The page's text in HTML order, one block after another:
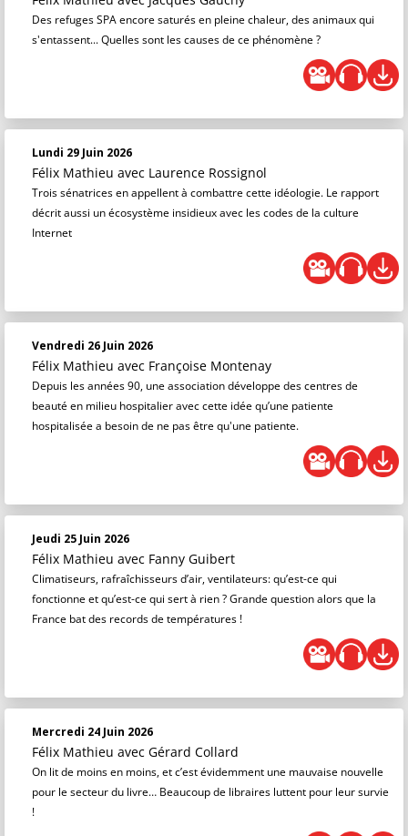
Des refuges SPA encore saturés en pleine chaleur, des animaux qui
s'entassent... Quelles sont les causes de ce phénomène ?
Lundi 29 Juin 2026
Félix Mathieu avec Laurence Rossignol
Trois sénatrices en appellent à combattre cette idéologie. Le rapport
décrit aussi un écosystème insidieux avec les codes de la culture
Internet
Vendredi 26 Juin 2026
Félix Mathieu avec Françoise Montenay
Depuis les années 90, une association développe des centres de
beauté en milieu hospitalier avec cette idée qu’une patiente
hospitalisée a besoin de ne pas être qu'une patiente.
Jeudi 25 Juin 2026
Félix Mathieu avec Fanny Guibert
Climatiseurs, rafraîchisseurs d’air, ventilateurs: qu’est-ce qui
fonctionne et qu’est-ce qui sert à rien ? Grande question alors que la
France bat des records de températures !
Mercredi 24 Juin 2026
Félix Mathieu avec Gérard Collard
On lit de moins en moins, et c’est évidemment une mauvaise nouvelle
pour le secteur du livre… Beaucoup de libraires luttent pour leur survie
!